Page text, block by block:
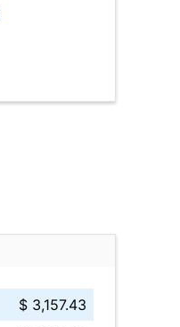
$ 3,157.43